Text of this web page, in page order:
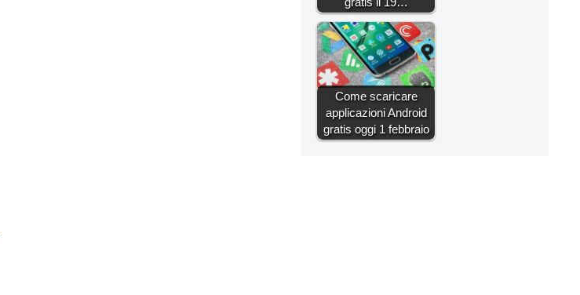
Come scaricare
applicazioni Android
gratis oggi 1 febbraio